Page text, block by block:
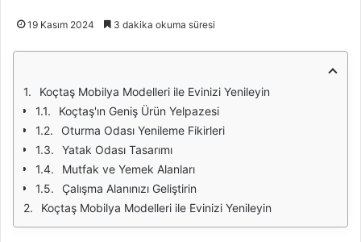
19 Kasım 2024 3 dakika okuma süresi
Koçtaş Mobilya Modelleri ile Evinizi Yenileyin
Koçtaş'ın Geniş Ürün Yelpazesi
Oturma Odası Yenileme Fikirleri
Yatak Odası Tasarımı
Mutfak ve Yemek Alanları
Çalışma Alanınızı Geliştirin
Koçtaş Mobilya Modelleri ile Evinizi Yenileyin